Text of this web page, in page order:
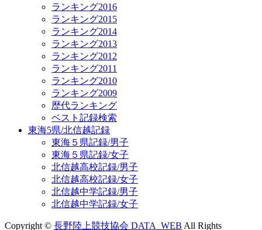
ランキング2016
ランキング2015
ランキング2014
ランキング2013
ランキング2012
ランキング2011
ランキング2010
ランキング2009
歴代ランキング
ベスト記録検索
東海5県/北信越記録
東海５県記録/男子
東海５県記録/女子
北信越高校記録/男子
北信越高校記録/女子
北信越中学記録/男子
北信越中学記録/女子
Copyright © 長野陸上競技協会 DATA_WEB All Rights